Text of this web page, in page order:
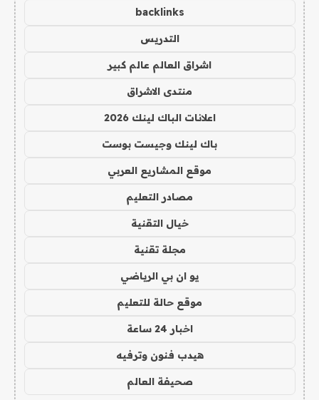
backlinks
التدريس
اشراق العالم عالم كبير
منتدى الاشراق
اعلانات الباك لينك 2026
باك لينك وجيست بوست
موقع المشاريع العربي
مصادر التعليم
خيال التقنية
مجلة تقنية
يو ان بي الرياضي
موقع حالة للتعليم
اخبار 24 ساعة
هيدب فنون وترفيه
صحيفة العالم